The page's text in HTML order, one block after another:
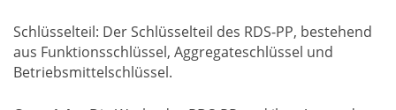
Schlüsselteil: Der Schlüsselteil des RDS-PP, bestehend
aus Funktionsschlüssel, Aggregateschlüssel und
Betriebsmittelschlüssel.